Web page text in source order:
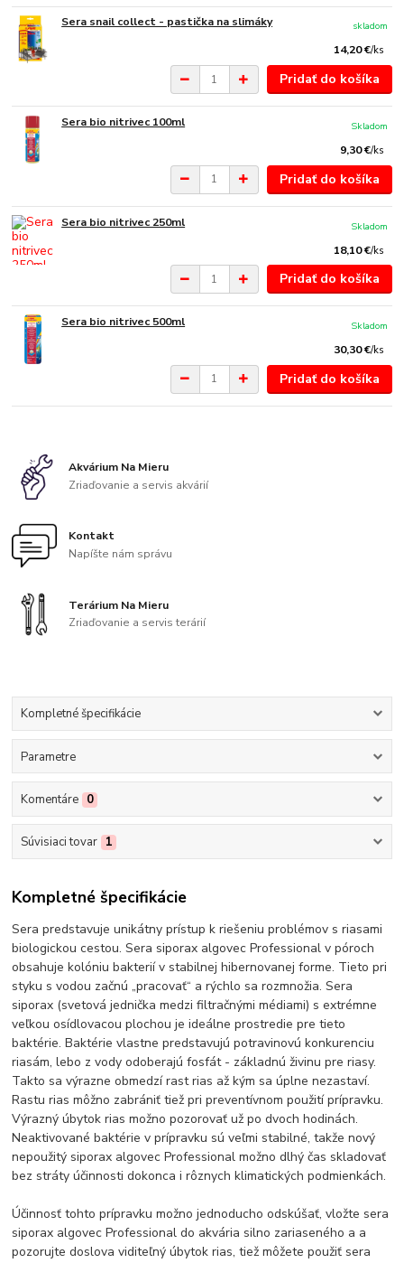
Sera snail collect - pastička na slimáky
14,20 €/ks
skladom
Pridať do košíka
Sera bio nitrivec 100ml
9,30 €/ks
Skladom
Pridať do košíka
Sera bio nitrivec 250ml
18,10 €/ks
Skladom
Pridať do košíka
Sera bio nitrivec 500ml
30,30 €/ks
Skladom
Pridať do košíka
Akvárium Na Mieru
Zriaďovanie a servis akvárií
Kontakt
Napíšte nám správu
Terárium Na Mieru
Zriaďovanie a servis terárií
Kompletné špecifikácie
Parametre
Komentáre 0
Súvisiaci tovar 1
Kompletné špecifikácie
Sera predstavuje unikátny prístup k riešeniu problémov s riasami
biologickou cestou. Sera siporax algovec Professional v póroch
obsahuje kolóniu bakterií v stabilnej hibernovanej forme. Tieto pri
styku s vodou začnú „pracovať“ a rýchlo sa rozmnožia. Sera
siporax (svetová jednička medzi filtračnými médiami) s extrémne
veľkou osídlovacou plochou je ideálne prostredie pre tieto
baktérie. Baktérie vlastne predstavujú potravinovú konkurenciu
riasám, lebo z vody odoberajú fosfát - základnú živinu pre riasy.
Takto sa výrazne obmedzí rast rias až kým sa úplne nezastaví.
Rastu rias môžno zabrániť tiež pri preventívnom použití prípravku.
Výrazný úbytok rias možno pozorovať už po dvoch hodinách.
Neaktivované baktérie v prípravku sú veľmi stabilné, takže nový
nepoužitý siporax algovec Professional možno dlhý čas skladovať
bez stráty účinnosti dokonca i rôznych klimatických podmienkách.
Účinnosť tohto prípravku možno jednoducho odskúšať, vložte sera
siporax algovec Professional do akvária silno zariaseného a a
pozorujte doslova viditeľný úbytok rias, tiež môžete použiť sera